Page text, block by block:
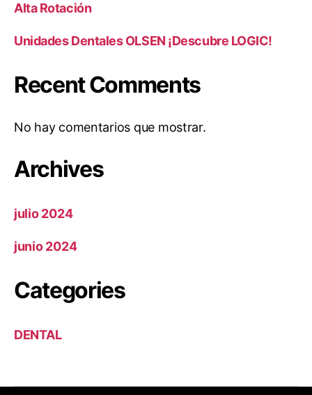
Alta Rotación
Unidades Dentales OLSEN ¡Descubre LOGIC!
Recent Comments
No hay comentarios que mostrar.
Archives
julio 2024
junio 2024
Categories
DENTAL